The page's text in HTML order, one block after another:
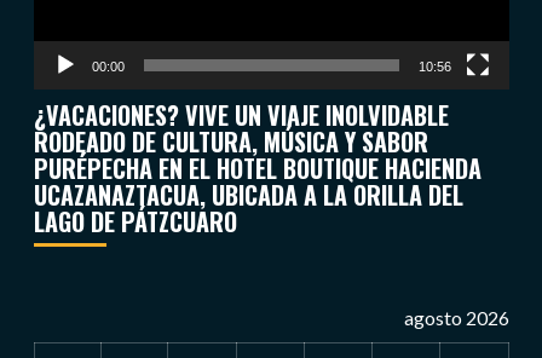
00:00 10:56
¿VACACIONES? VIVE UN VIAJE INOLVIDABLE
RODEADO DE CULTURA, MÚSICA Y SABOR
PURÉPECHA EN EL HOTEL BOUTIQUE HACIENDA
UCAZANAZTACUA, UBICADA A LA ORILLA DEL
LAGO DE PÁTZCUARO
agosto 2026